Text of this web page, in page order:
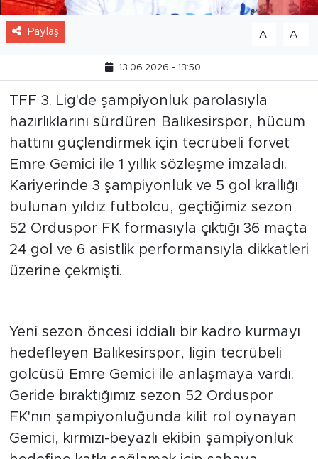
Paylaş A- A+
13.06.2026 - 13:50
TFF 3. Lig'de şampiyonluk parolasıyla
hazırlıklarını sürdüren Balıkesirspor, hücum
hattını güçlendirmek için tecrübeli forvet
Emre Gemici ile 1 yıllık sözleşme imzaladı.
Kariyerinde 3 şampiyonluk ve 5 gol krallığı
bulunan yıldız futbolcu, geçtiğimiz sezon
52 Orduspor FK formasıyla çıktığı 36 maçta
24 gol ve 6 asistlik performansıyla dikkatleri
üzerine çekmişti.
Yeni sezon öncesi iddialı bir kadro kurmayı
hedefleyen Balıkesirspor, ligin tecrübeli
golcüsü Emre Gemici ile anlaşmaya vardı.
Geride bıraktığımız sezon 52 Orduspor
FK'nın şampiyonluğunda kilit rol oynayan
Gemici, kırmızı-beyazlı ekibin şampiyonluk